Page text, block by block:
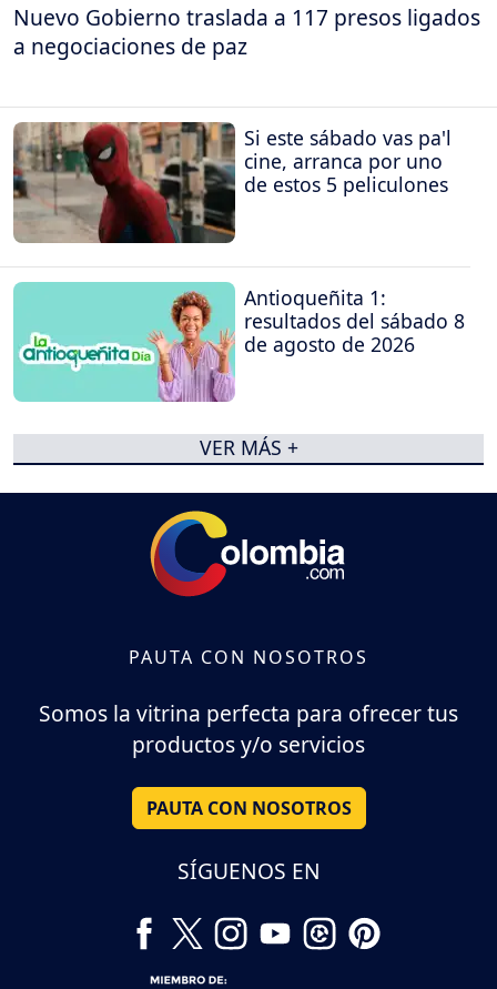
Nuevo Gobierno traslada a 117 presos ligados
a negociaciones de paz
Si este sábado vas pa'l
cine, arranca por uno
de estos 5 peliculones
Antioqueñita 1:
resultados del sábado 8
de agosto de 2026
VER MÁS +
PAUTA CON NOSOTROS
Somos la vitrina perfecta para ofrecer tus
productos y/o servicios
PAUTA CON NOSOTROS
SÍGUENOS EN